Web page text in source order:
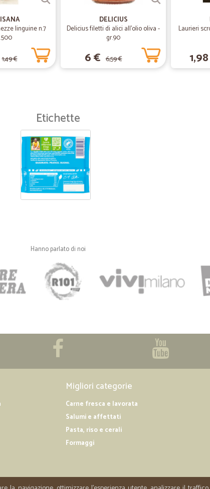
linguine n.7
1,49 €
DELICIUS
Delicius filetti di alici all'olio oliva -
gr.90
6 € 6,59 €
Laurieri
Etichette
Hanno parlato di noi
Migliori categorie
Carne fresca e lavorata
Salumi e affettati
Pasta, riso e cerali
Formaggi